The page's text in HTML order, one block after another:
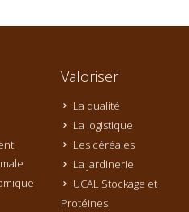
Valoriser
La qualité
La logistique
Les céréales
La jardinerie
UCAL Stockage et
Protéines